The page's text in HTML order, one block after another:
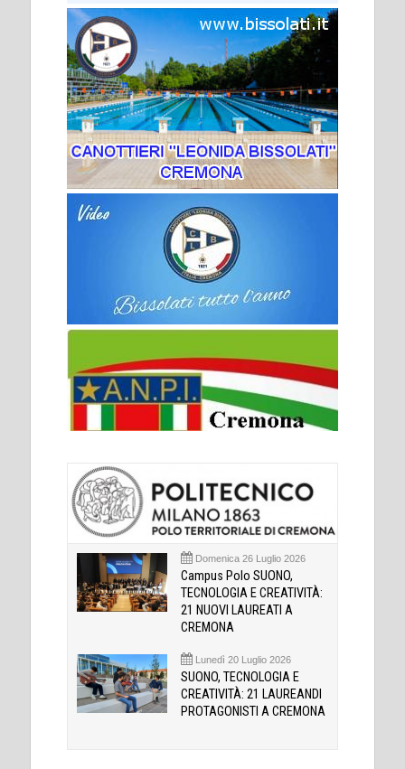
Domenica 26 Luglio 2026
Campus Polo SUONO,
TECNOLOGIA E CREATIVITÀ:
21 NUOVI LAUREATI A
CREMONA
Lunedì 20 Luglio 2026
SUONO, TECNOLOGIA E
CREATIVITÀ: 21 LAUREANDI
PROTAGONISTI A CREMONA